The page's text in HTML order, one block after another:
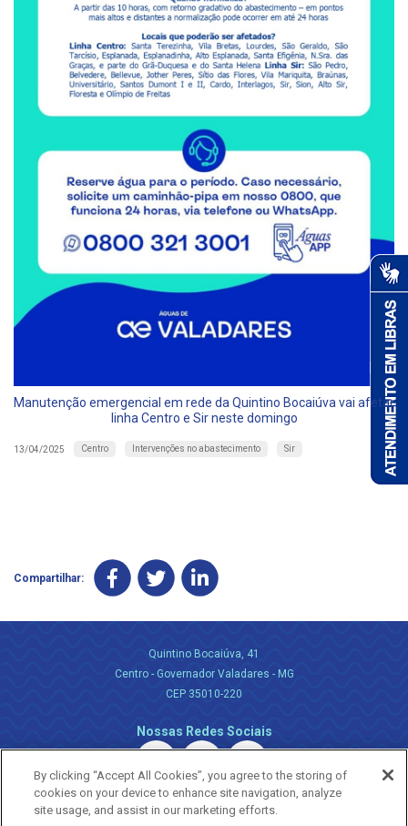
Manutenção emergencial em rede da Quintino Bocaiúva vai afetar
linha Centro e Sir neste domingo
13/04/2025 Centro Intervenções no abastecimento Sir
Compartilhar:
Quintino Bocaiúva, 41
Centro - Governador Valadares - MG
CEP 35010-220
Nossas Redes Sociais
By clicking “Accept All Cookies”, you agree to the storing of
cookies on your device to enhance site navigation, analyze
site usage, and assist in our marketing efforts.